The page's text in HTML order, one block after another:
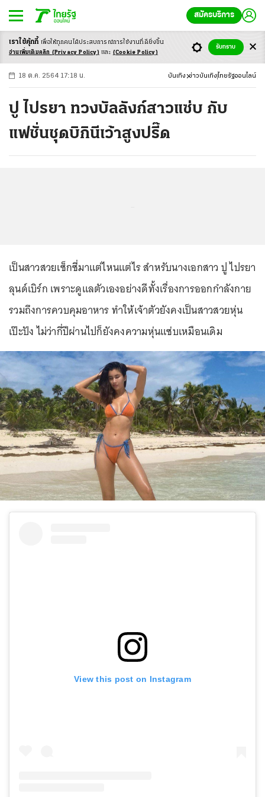
สมัครบริการ
-ก ก ก+
18 ต.ค. 2564 17:18 น. บันเทิง ข่าวบันเทิง ไทยรัฐออนไลน์
ปู ไปรยา ทวงบัลลังก์สาวแซ่บ กับ
แฟชั่นชุดบิกินีเว้าสูงปรี๊ด
เป็นสาวสวยเซ็กซี่มาแต่ไหนแต่ไร สำหรับนางเอกสาว ปู ไปรยา
ลุนด์เบิร์ก เพราะดูแลตัวเองอย่างดีทั้งเรื่องการออกกำลังกาย
รวมถึงการควบคุมอาหาร ทำให้เจ้าตัวยังคงเป็นสาวสวยหุ่น
เป๊ะปัง ไม่ว่ากี่ปีผ่านไปก็ยังคงความหุ่นแซ่บเหมือนเดิม
View this post on Instagram
เราใช้คุ้กกี้ เพื่อให้ทุกคนได้ประสบการณ์การใช้งานที่ดียิ่งขึ้น
อ่านเพิ่มเติมคลิก (Privacy Policy) และ (Cookie Policy)
รับทราบ